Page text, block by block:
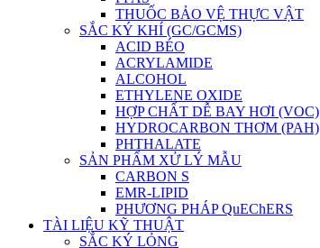
THUỐC BẢO VỆ THỰC VẬT
SẮC KÝ KHÍ (GC/GCMS)
ACID BÉO
ACRYLAMIDE
ALCOHOL
ETHYLENE OXIDE
HỢP CHẤT DỄ BAY HƠI (VOC)
HYDROCARBON THƠM (PAH)
PHTHALATE
SẢN PHẨM XỬ LÝ MẪU
CARBON S
EMR-LIPID
PHƯƠNG PHÁP QuEChERS
TÀI LIỆU KỸ THUẬT
SẮC KÝ LỎNG